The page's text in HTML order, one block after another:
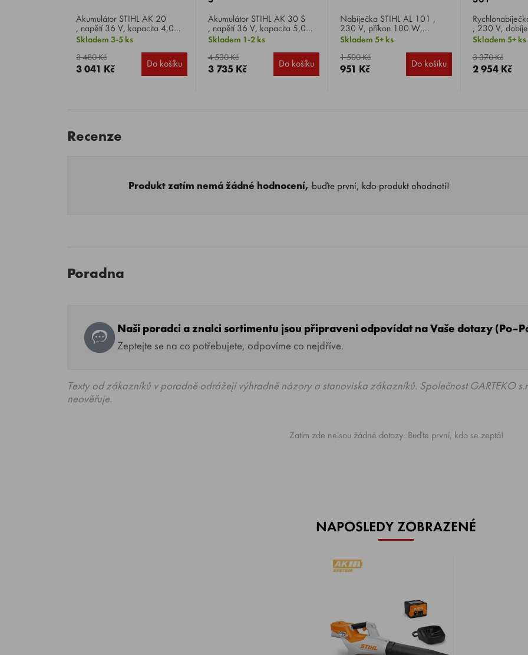
Akumulátor STIHL AK 20
, napětí 36 V, kapacita 4,0
Ah, typ baterie Li-ion.
Skladem 3-5 ks
3 480 Kč
3 041 Kč Do košíku
Akumulátor STIHL AK 30 S
, napětí 36 V, kapacita 5,0
Ah, typ baterie Li-ion, hmotnost
Skladem 1-2 ks
4 530 Kč
3 735 Kč Do košíku
Nabíječka STIHL AL 101 ,
230 V, příkon 100 W,
dobíjecí napětí 36 V,
akumulátory STIHL.
Skladem 5+ ks
1 500 Kč
951 Kč Do košíku
Rychlonabíječka STIHL AL
, 230 V,
V, pro rychlé
aktivním
Skladem 5+ ks
3 370 Kč
2 954 Kč
Recenze
Produkt zatím nemá žádné hodnocení, buďte první, kdo produkt ohodnotí!
Poradna
Naši poradci a znalci sortimentu jsou připraveni odpovídat na Vaše dotazy
Zeptejte se na co potřebujete, odpovíme co nejdříve.
Texty od zákazníků v poradně odrážejí výhradně názory a stanoviska zákazníků. Společnost GARTEKO
neověřuje.
Zatím zde nejsou žádné dotazy. Buďte první, kdo se zeptá!
NAPOSLEDY ZOBRAZENÉ